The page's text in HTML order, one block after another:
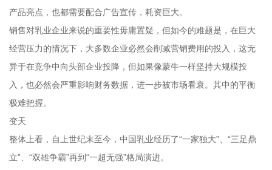
产品亮点，也都需要配合广告宣传，耗资巨大。
销售对乳业企业来说的重要性毋庸置疑，但如今的难题是，在巨大
经营压力的情况下，大多数企业必然会削减营销费用的投入，这无
异于在竞争中向头部企业投降，但如果像蒙牛一样坚持大规模投
入，也必然会严重影响财务数据，进一步被市场看衰。其中的平衡
极难把握。
变天
整体上看，自上世纪末至今，中国乳业经历了“一家独大”、“三足鼎
立”、“双雄争霸”再到“一超无强”格局演进。